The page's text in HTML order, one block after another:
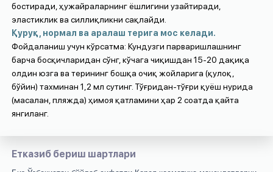
бостиради, ҳужайраларнинг ёшлигини узайтиради,
эластиклик ва силлиқликни сақлайди.
Қуруқ, нормал ва аралаш терига мос келади.
Фойдаланиш учун кўрсатма: Кундузги парваришлашнинг
барча босқичларидан сўнг, кўчага чиқишдан 15-20 дақиқа
олдин юзга ва терининг бошқа очиқ жойларига (қулоқ,
бўйин) тахминан 1,2 мл сутинг. Тўғридан-тўғри қуёш нурида
(масалан, пляжда) ҳимоя қатламини ҳар 2 соатда қайта
янгиланг.
Етказиб бериш шартлари